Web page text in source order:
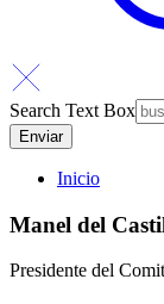
Search Text Box
Inicio
Manel del
Presidente del